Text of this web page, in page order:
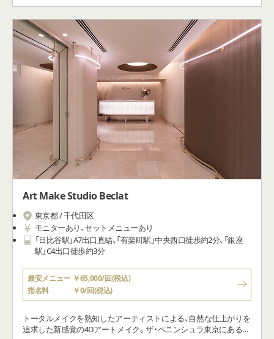
りに合わせた治療をご提案しています。
Art Make Studio Beclat
東京都 / 千代田区
モニターあり、セットメニューあり
「日比谷駅」A7出口直結、「有楽町駅」中央⻄⼝徒歩約2分、「銀座
駅」C4出口徒歩約3分
最安メニュー ￥65,000/回(税込)
指名料
￥0/回(税込)
トータルメイクを熟知したアーティストによる、自然な仕上がりを
追求した新感覚の4Dアートメイク。ザ・ペニンシュラ東京にある